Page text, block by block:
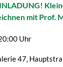
mit Prof.
Uhr
47,